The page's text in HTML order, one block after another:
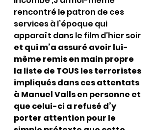
rencontré le patron de ces
services à l’époque qui
apparaît dans le film d’hier soir
et qui m’a assuré avoir lui-
même remis en main propre
la liste de TOUS les terroristes
impliqués dans ces attentats
à Manuel Valls en personne et
que celui-ci a refusé d’y
porter attention pour le